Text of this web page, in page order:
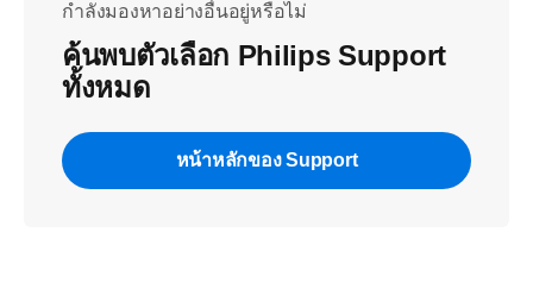
กำลังมองหาอย่างอื่นอยู่หรือไม่
ค้นพบตัวเลือก Philips Support
ทั้งหมด
หน้าหลักของ Support